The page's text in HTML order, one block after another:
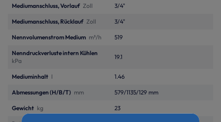
Mediumanschluss, Vorlauf Zoll 3/4"
Mediumanschluss, Rücklauf Zoll 3/4"
Nennvolumenstrom Medium m³/h 519
Nenndruckverluste intern Kühlen
kPa
19.1
Mediuminhalt l 1.46
Abmessungen (H/B/T) mm 579/1135/129 mm
Gewicht kg 23